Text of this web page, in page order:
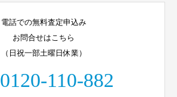
電話での無料査定申込み
お問合せはこちら
（日祝一部土曜日休業）
0120-110-882